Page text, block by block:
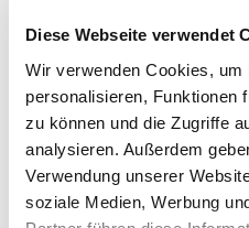
Diese Webseite verwendet
Wir verwenden Cookies, um
personalisieren, Funktionen
zu können und die Zugriffe
analysieren. Außerdem
Verwendung unserer
soziale Medien, Werbung
6.2 Cloudflare Turnstile
Auf dieser Website
des folgenden Anbieters: